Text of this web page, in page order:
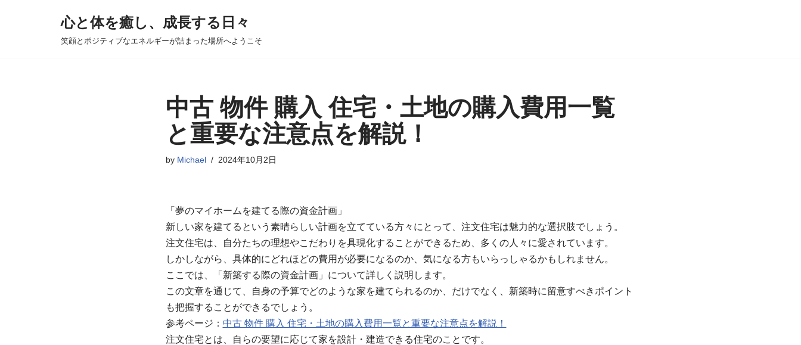
心と体を癒し、成長する日々
笑顔とポジティブなエネルギーが詰まった場所へようこそ
中古 物件 購入 住宅・土地の購入費用一覧
と重要な注意点を解説！
by Michael 2024年10月2日
「夢のマイホームを建てる際の資金計画」
新しい家を建てるという素晴らしい計画を立てている方々にとって、注文住宅は魅力的な選択肢でしょう。
注文住宅は、自分たちの理想やこだわりを具現化することができるため、多くの人々に愛されています。
しかしながら、具体的にどれほどの費用が必要になるのか、気になる方もいらっしゃるかもしれません。
ここでは、「新築する際の資金計画」について詳しく説明します。
この文章を通じて、自身の予算でどのような家を建てられるのか、だけでなく、新築時に留意すべきポイント
も把握することができるでしょう。
参考ページ： 中古 物件 購入 住宅・土地の購入費用一覧と重要な注意点を解説！
注文住宅とは、自らの要望に応じて家を設計・建造できる住宅のことです。